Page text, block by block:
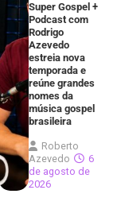
Super Gospel +
Podcast com
Rodrigo
Azevedo
estreia nova
temporada e
reúne grandes
nomes da
música gospel
brasileira
Roberto
Azevedo
6
de agosto de
2026